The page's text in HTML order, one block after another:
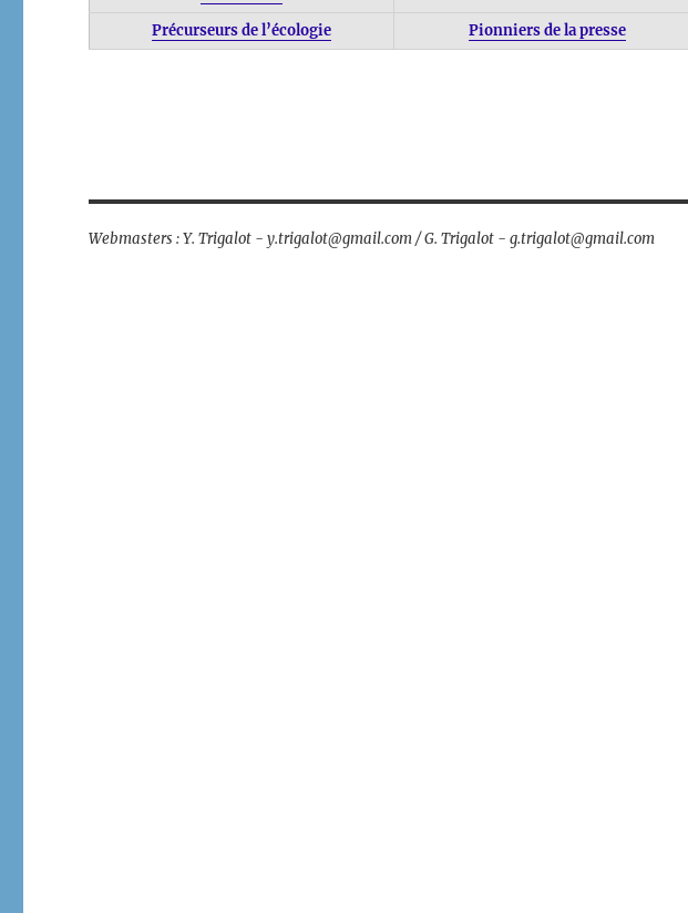
Précurseurs de l’écologie
Pionniers de la presse
Webmasters : Y. Trigalot - y.trigalot@gmail.com / G. Trigalot - g.trigalot@gmail.com